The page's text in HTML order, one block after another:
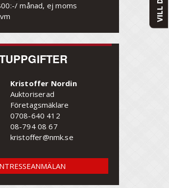
månad, ej moms
Kristoffer Nordin
Auktoriserad
Företagsmäklare
0708-640 412
08-794 08 67
kristoffer@nmk.se